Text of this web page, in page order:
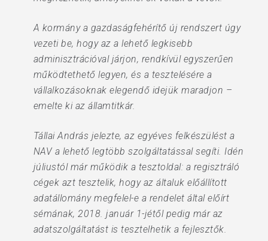
A kormány a gazdaságfehérítő új rendszert úgy
vezeti be, hogy az a lehető legkisebb
adminisztrációval járjon, rendkívül egyszerűen
működtethető legyen, és a tesztelésére a
vállalkozásoknak elegendő idejük maradjon –
emelte ki az államtitkár.
Tállai András jelezte, az egyéves felkészülést a
NAV a lehető legtöbb szolgáltatással segíti. Idén
júliustól már működik a tesztoldal: a regisztráló
cégek azt tesztelik, hogy az általuk előállított
adatállomány megfelel-e a rendelet által előírt
sémának, 2018. január 1-jétől pedig már az
adatszolgáltatást is tesztelhetik a fejlesztők.